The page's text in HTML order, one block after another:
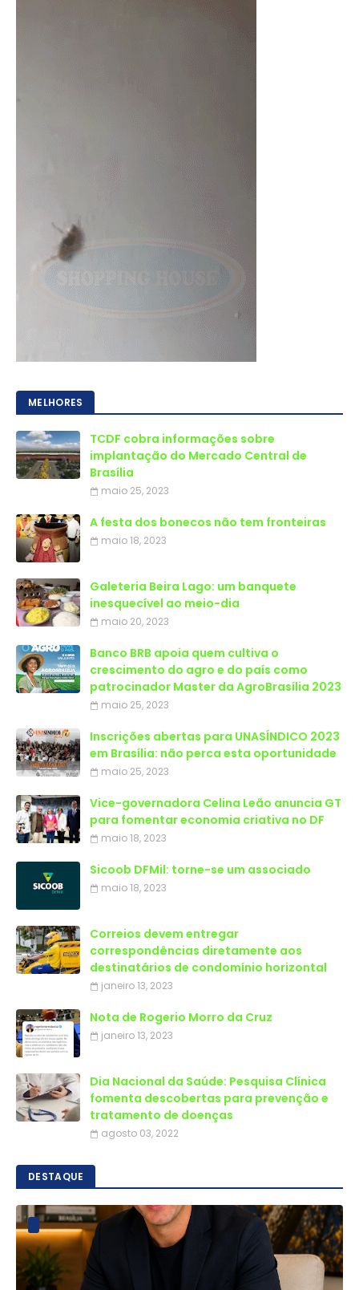
MELHORES
TCDF cobra informações sobre
implantação do Mercado Central de
Brasília
maio 25, 2023
A festa dos bonecos não tem fronteiras
maio 18, 2023
Galeteria Beira Lago: um banquete
inesquecível ao meio-dia
maio 20, 2023
Banco BRB apoia quem cultiva o
crescimento do agro e do país como
patrocinador Master da AgroBrasília 2023
maio 25, 2023
Inscrições abertas para UNASÍNDICO 2023
em Brasília: não perca esta oportunidade
maio 25, 2023
Vice-governadora Celina Leão anuncia GT
para fomentar economia criativa no DF
maio 18, 2023
Sicoob DFMil: torne-se um associado
maio 18, 2023
Correios devem entregar
correspondências diretamente aos
destinatários de condomínio horizontal
janeiro 13, 2023
Nota de Rogerio Morro da Cruz
janeiro 13, 2023
Dia Nacional da Saúde: Pesquisa Clínica
fomenta descobertas para prevenção e
tratamento de doenças
agosto 03, 2022
DESTAQUE